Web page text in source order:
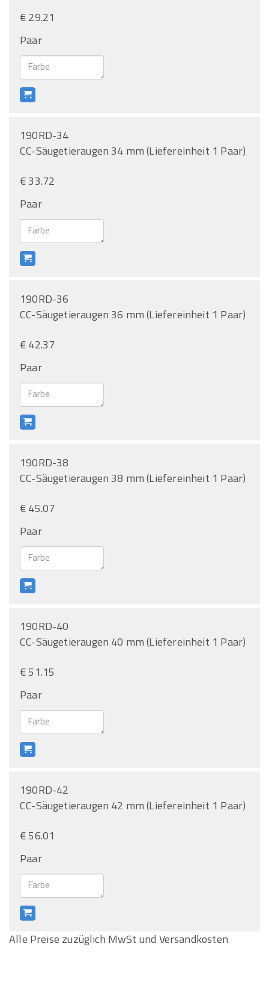
€ 29.21
Paar
190RD-34
CC-Säugetieraugen 34 mm (Liefereinheit 1 Paar)
€ 33.72
Paar
190RD-36
CC-Säugetieraugen 36 mm (Liefereinheit 1 Paar)
€ 42.37
Paar
190RD-38
CC-Säugetieraugen 38 mm (Liefereinheit 1 Paar)
€ 45.07
Paar
190RD-40
CC-Säugetieraugen 40 mm (Liefereinheit 1 Paar)
€ 51.15
Paar
190RD-42
CC-Säugetieraugen 42 mm (Liefereinheit 1 Paar)
€ 56.01
Paar
Alle Preise zuzüglich MwSt und Versandkosten